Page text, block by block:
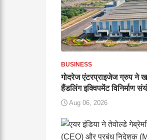
BUSINESS
गोदरेज एंटरप्राइजेज ग्रुप ने
हैंडलिंग इक्विपमेंट विनिर्माण
Aug 06, 2026